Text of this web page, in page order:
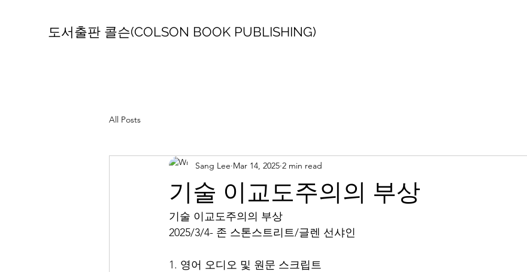
도서출판 콜슨(COLSON BOOK PUBLISHING)
All Posts
기술 이교도주의의 부상
Sang Lee Mar 14, 2025 2 min read
기술 이교도주의의 부상
2025/3/4- 존 스톤스트리트/글렌 선샤인
1. 영어 오디오 및 원문 스크립트